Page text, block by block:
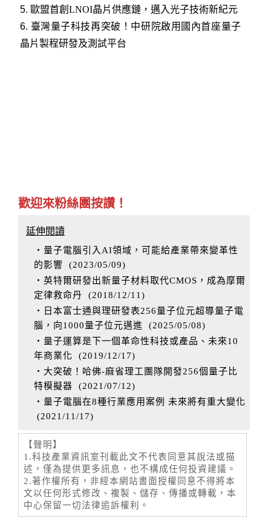
5. 歐盟首創LNOI晶片供應鏈，邁入光子技術新紀元
6. 臺灣量子科技再突破！中研院啟用國內首座量子
晶片製程研發及測試平台
歡迎來粉絲團按讚！
延伸閱讀
‧量子電腦引入AI領域，可能給產業帶來變革性
的影響 (2023/05/09)
‧英特爾研發出新量子材料取代CMOS，成為摩爾
定律救命丹 (2018/12/11 )
‧日本富士通與理研發表256量子位元超導量子電
腦，向1000量子位元邁進 (2025/05/08)
‧量子運算是下一個革命性科技或產品、未來10
年商業化 (2019/12/17)
‧大突破！哈佛-麻省理工團隊開發256個量子比
特模擬器 (2021/07/12)
‧量子電腦在8種行業應用案例 未來將有重大變化
(2021/11/17)
【聲明】
1.科技產業資訊室刊載此文不代表同意其說法或描
述，僅為提供更多訊息，也不構成任何投資建議。
2.著作權所有，非經本網站書面授權同意不得將本
文以任何形式修改、複製、儲存、傳播或轉載，本
中心保留一切法律追訴權利。